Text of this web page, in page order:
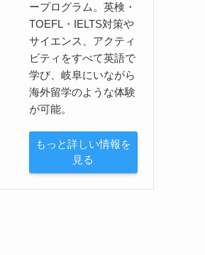
ープログラム。英検・
TOEFL・IELTS対策や
サイエンス、アクティ
ビティをすべて英語で
学び、岐阜にいながら
海外留学のような体験
が可能。
もっと詳しい情報を
見る